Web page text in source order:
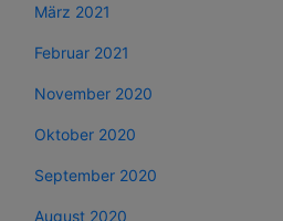
März 2021
Februar 2021
November 2020
Oktober 2020
September 2020
August 2020